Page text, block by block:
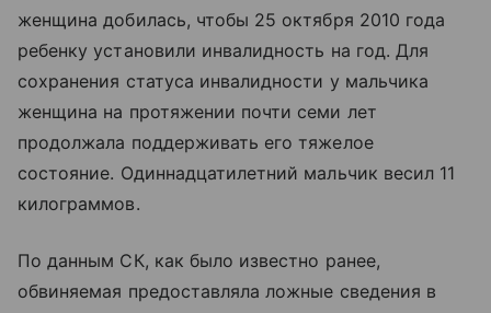
женщина добилась, чтобы 25 октября 2010 года
ребенку установили инвалидность на год. Для
сохранения статуса инвалидности у мальчика
женщина на протяжении почти семи лет
продолжала поддерживать его тяжелое
состояние. Одиннадцатилетний мальчик весил 11
килограммов.
По данным СК, как было известно ранее,
обвиняемая предоставляла ложные сведения в